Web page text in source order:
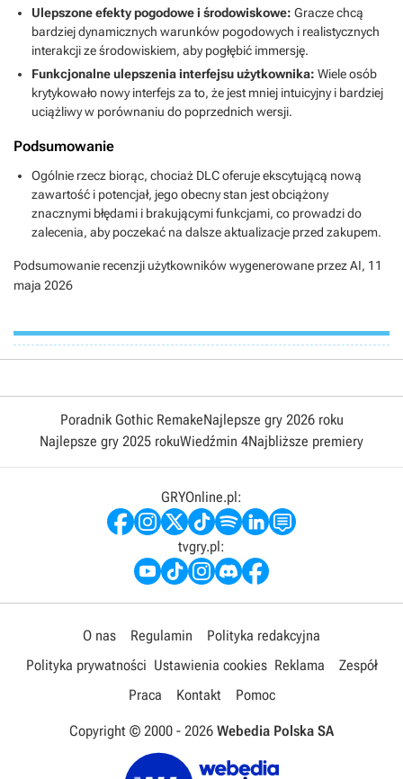
Ulepszone efekty pogodowe i środowiskowe: Gracze chcą
bardziej dynamicznych warunków pogodowych i realistycznych
interakcji ze środowiskiem, aby pogłębić immersję.
Funkcjonalne ulepszenia interfejsu użytkownika: Wiele osób
krytykowało nowy interfejs za to, że jest mniej intuicyjny i bardziej
uciążliwy w porównaniu do poprzednich wersji.
Podsumowanie
Ogólnie rzecz biorąc, chociaż DLC oferuje ekscytującą nową
zawartość i potencjał, jego obecny stan jest obciążony
znacznymi błędami i brakującymi funkcjami, co prowadzi do
zalecenia, aby poczekać na dalsze aktualizacje przed zakupem.
Podsumowanie recenzji użytkowników wygenerowane przez AI, 11
maja 2026
Poradnik Gothic RemakeNajlepsze gry 2026 roku
Najlepsze gry 2025 rokuWiedźmin 4Najbliższe premiery
GRYOnline.pl:
tvgry.pl:
O nas Regulamin
Polityka redakcyjna
Polityka prywatności Ustawienia cookies Reklama
Zespół
Praca
Kontakt Pomoc
Copyright © 2000 - 2026 Webedia Polska SA